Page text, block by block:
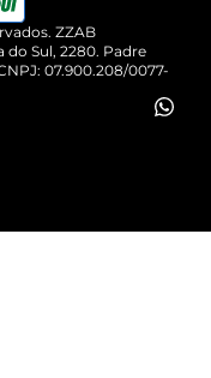
ZZAB
do Sul, 2280. Padre
07.900.208/0077-